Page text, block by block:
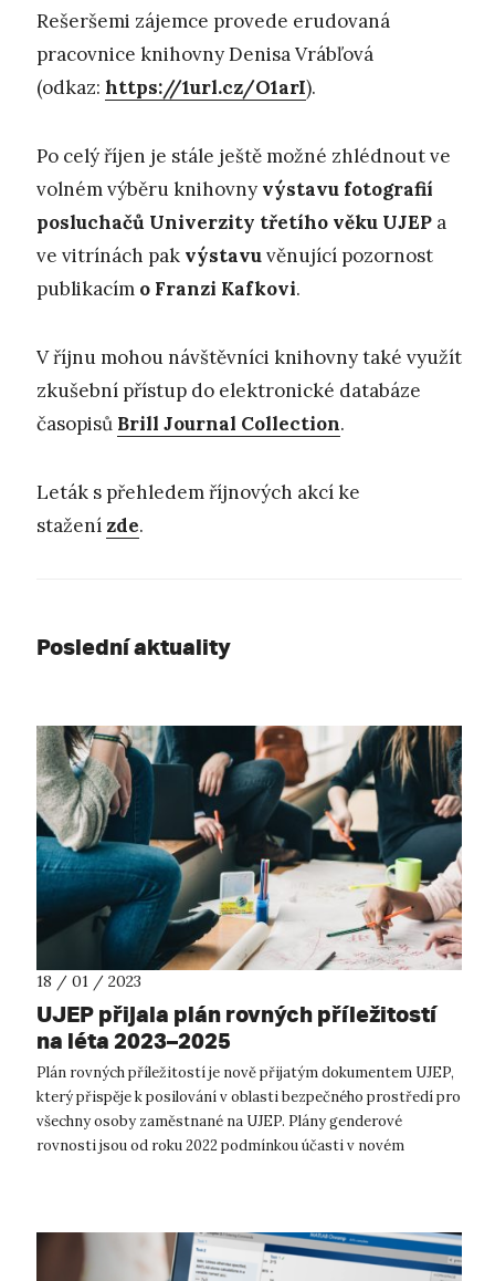
Rešeršemi zájemce provede erudovaná
pracovnice knihovny Denisa Vrábľová
(odkaz: https://1url.cz/O1arI).
Po celý říjen je stále ještě možné zhlédnout ve
volném výběru knihovny výstavu fotografií
posluchačů Univerzity třetího věku UJEP a
ve vitrínách pak výstavuvěnující pozornost
publikacím o Franzi Kafkovi.
V říjnu mohou návštěvníci knihovny také využít
zkušební přístup do elektronické databáze
časopisů Brill Journal Collection.
Leták s přehledem říjnových akcí ke
stažení zde.
Poslední aktuality
18 / 01 / 2023
UJEP přijala plán rovných příležitostí
na léta 2023–2025
Plán rovných příležitostí je nově přijatým dokumentem UJEP,
který přispěje k posilování v oblasti bezpečného prostředí pro
všechny osoby zaměstnané na UJEP. Plány genderové
rovnosti jsou od roku 2022 podmínkou účasti v novém